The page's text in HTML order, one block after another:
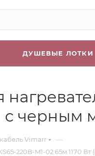
ДУШЕВЫЕ ЛОТКИ
с
Vimarr —
220B-M1-02 65м 1170